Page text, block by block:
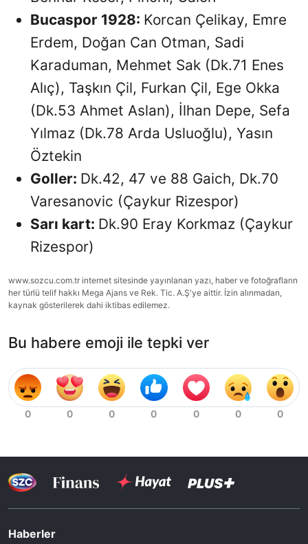
Bucaspor 1928: Korcan Çelikay, Emre
Erdem, Doğan Can Otman, Sadi
Karaduman, Mehmet Sak (Dk.71 Enes
Alıç), Taşkın Çil, Furkan Çil, Ege Okka
(Dk.53 Ahmet Aslan), İlhan Depe, Sefa
Yılmaz (Dk.78 Arda Usluoğlu), Yasın
Öztekin
Goller: Dk.42, 47 ve 88 Gaich, Dk.70
Varesanovic (Çaykur Rizespor)
Sarı kart: Dk.90 Eray Korkmaz (Çaykur
Rizespor)
www.sozcu.com.tr internet sitesinde yayınlanan yazı, haber ve fotoğrafların
her türlü telif hakkı Mega Ajans ve Rek. Tic. A.Ş'ye aittir. İzin alınmadan,
kaynak gösterilerek dahi iktibas edilemez.
Bu habere emoji ile tepki ver
Haberler